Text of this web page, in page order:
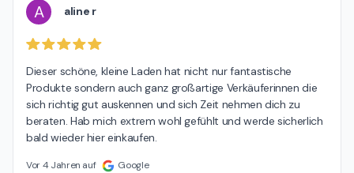
A aline r
Dieser schöne, kleine Laden hat nicht nur fantastische
Produkte sondern auch ganz großartige Verkäuferinnen die
sich richtig gut auskennen und sich Zeit nehmen dich zu
beraten. Hab mich extrem wohl gefühlt und werde sicherlich
bald wieder hier einkaufen.
Vor 4 Jahren auf Google